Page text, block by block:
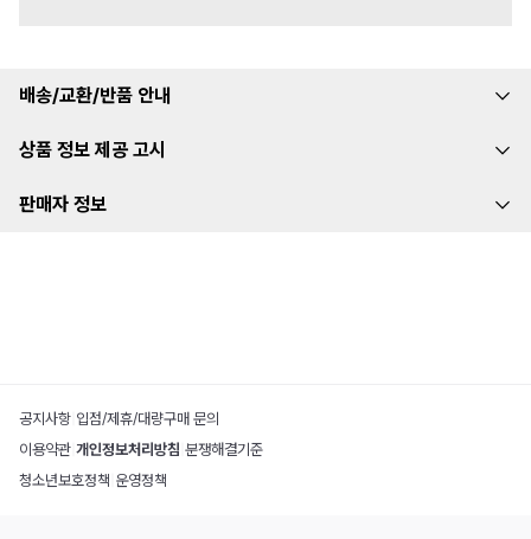
배송/교환/반품 안내
상품 정보 제공 고시
판매자 정보
공지사항 입점/제휴/대량구매 문의
이용약관 개인정보처리방침 분쟁해결기준
청소년보호정책 운영정책